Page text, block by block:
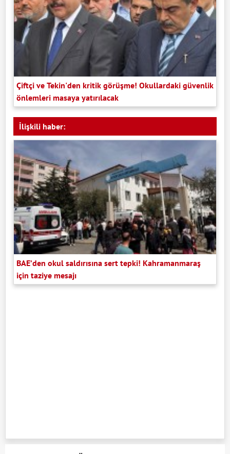
Çiftçi ve Tekin'den kritik görüşme! Okullardaki güvenlik
önlemleri masaya yatırılacak
İlişkili haber:
BAE’den okul saldırısına sert tepki! Kahramanmaraş
için taziye mesajı